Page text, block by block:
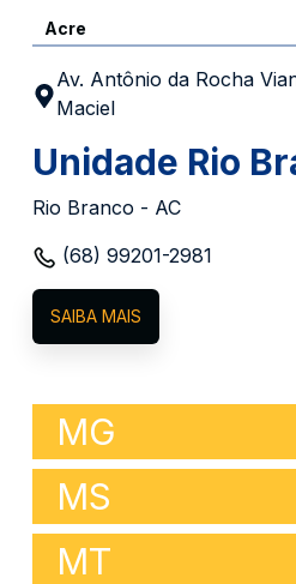
Acre
Av. Antônio da Rocha
Maciel
Unidade Rio
Rio Branco - AC
(68) 99201-2981
SAIBA MAIS
MG
MS
MT